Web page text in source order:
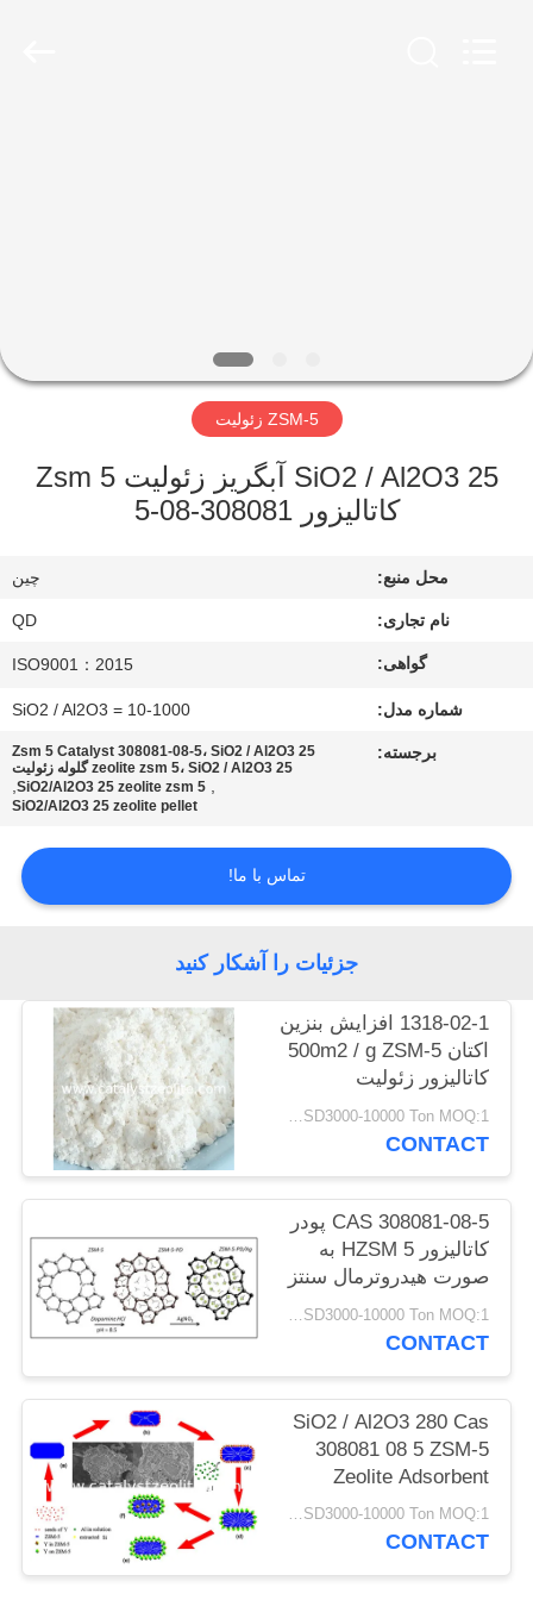
ما
کارخانه
کیفیت
اخبار
نقشه
سایت
PRIVACY
POLICY
ZSM-5 زئولیت
SiO2 / Al2O3 25 آبگریز زئولیت Zsm 5
کاتالیزور 308081-08-5
محل منبع: چین
نام تجاری: QD
گواهی: ISO9001：2015
شماره مدل: SiO2 / Al2O3 = 10-1000
برجسته:
Zsm 5 Catalyst 308081-08-5، SiO2 / Al2O3 25
zeolite zsm 5، SiO2 / Al2O3 25 گلوله زئولیت
,
SiO2/Al2O3 25 zeolite zsm 5
,
SiO2/Al2O3 25 zeolite pellet
تماس با ما!
جزئیات را آشکار کنید
1318-02-1 افزایش بنزین
اکتان 500m2 / g ZSM-5
کاتالیزور زئولیت
USD3000-10000 Ton MOQ:1 کیلوگرم
CONTACT
CAS 308081-08-5 پودر
کاتالیزور HZSM 5 به
صورت هیدروترمال سنتز
می شود
USD3000-10000 Ton MOQ:1 کیلوگرم
CONTACT
SiO2 / Al2O3 280 Cas
308081 08 5 ZSM-5
Zeolite Adsorbent
USD3000-10000 Ton MOQ:1 کیلوگرم
CONTACT